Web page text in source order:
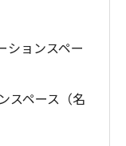
ションスペー
スペース（名